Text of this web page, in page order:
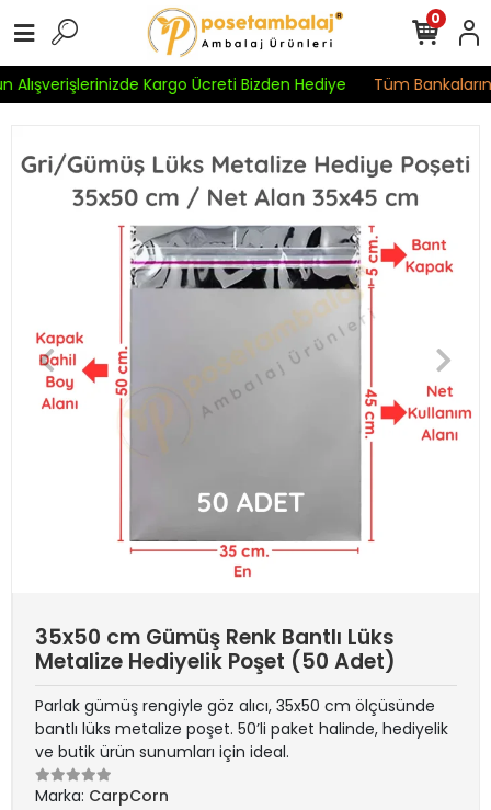
Kargo Ücreti Bizden Hediye Tüm
0
35x50 cm Gümüş Renk Bantlı Lüks
Metalize Hediyelik Poşet (50 Adet)
Parlak gümüş rengiyle göz alıcı, 35x50 cm ölçüsünde
bantlı lüks metalize poşet. 50’li paket halinde, hediyelik
ve butik ürün sunumları için ideal.
Marka: CarpCorn